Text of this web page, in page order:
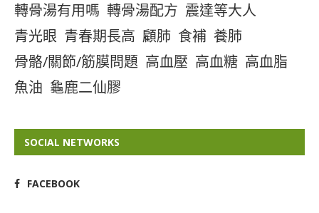
轉骨湯有用嗎 轉骨湯配方 震達等大人
青光眼 青春期長高 顧肺 食補 養肺
骨骼/關節/筋膜問題 高血壓 高血糖 高血脂
魚油 龜鹿二仙膠
SOCIAL NETWORKS
FACEBOOK